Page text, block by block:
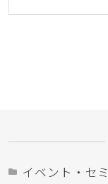
イベント・セ